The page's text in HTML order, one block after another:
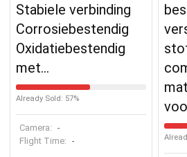
Stabiele verbinding
Corrosiebestendig
Oxidatiebestendig
met…
Already Sold: 57%
Camera: -
Flight Time: -